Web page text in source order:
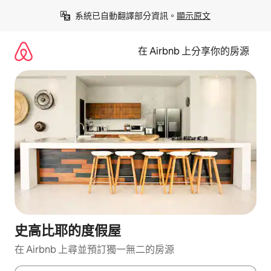
系統已自動翻譯部分資訊。 顯示原文
在 Airbnb 上分享你的房源
史高比耶的度假屋
在 Airbnb 上尋並預訂獨一無二的房源